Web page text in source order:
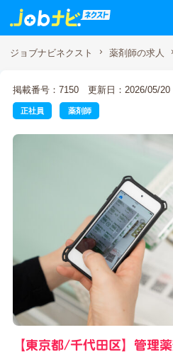
ジョブナビネクスト 薬剤師の求人
掲載番号：7150 更新日：2026/05/20
正社員 薬剤師
【東京都/千代田区】管理